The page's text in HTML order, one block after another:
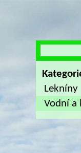
Lekníny
Vodní a